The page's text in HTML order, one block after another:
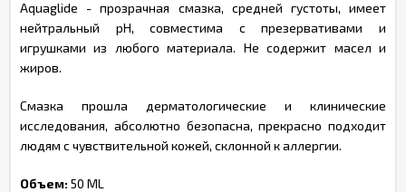
Aquaglide - прозрачная смазка, средней густоты, имеет
нейтральный pH, совместима с презервативами и
игрушками из любого материала. Не содержит масел и
жиров.
Смазка прошла дерматологические и клинические
исследования, абсолютно безопасна, прекрасно подходит
людям с чувствительной кожей, склонной к аллергии.
Объем:50 ML